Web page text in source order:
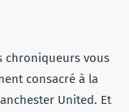
chroniqueurs vous
consacré à la
United. Et